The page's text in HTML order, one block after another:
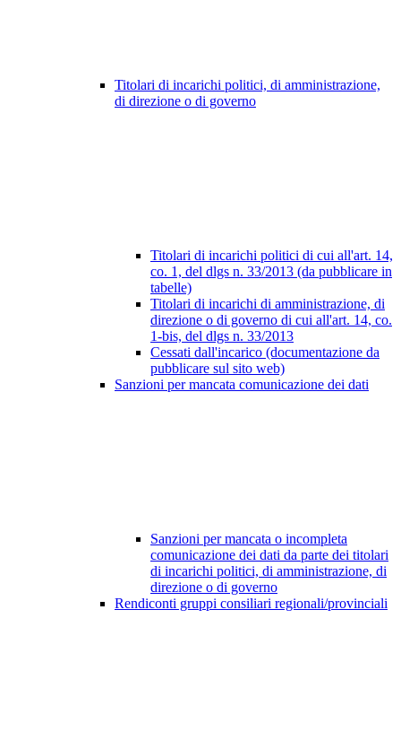
Titolari di incarichi politici, di amministrazione,
di direzione o di governo
Titolari di incarichi politici di cui all'art. 14,
co. 1, del dlgs n. 33/2013 (da pubblicare in
tabelle)
Titolari di incarichi di amministrazione, di
direzione o di governo di cui all'art. 14, co.
1-bis, del dlgs n. 33/2013
Cessati dall'incarico (documentazione da
pubblicare sul sito web)
Sanzioni per mancata comunicazione dei dati
Sanzioni per mancata o incompleta
comunicazione dei dati da parte dei titolari
di incarichi politici, di amministrazione, di
direzione o di governo
Rendiconti gruppi consiliari regionali/provinciali